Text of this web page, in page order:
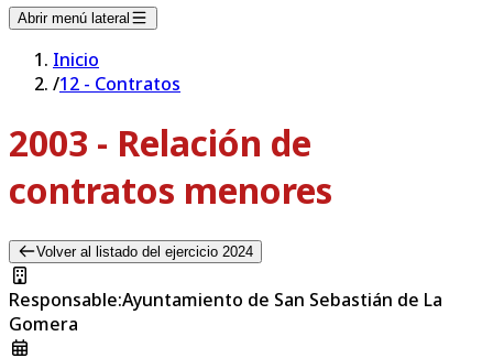
Abrir menú lateral
Inicio
/12 - Contratos
2003 - Relación de
contratos menores
Volver al listado del ejercicio 2024
Responsable:Ayuntamiento de San Sebastián de La
Gomera